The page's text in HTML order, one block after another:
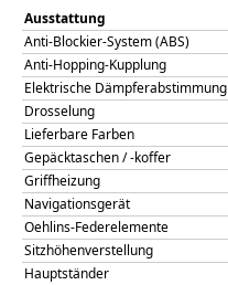
Ausstattung
Anti-Blockier-System (ABS)
Anti-Hopping-Kupplung
Elektrische Dämpferabstimmung
Drosselung
Lieferbare Farben
Gepäcktaschen / -koffer
Griffheizung
Navigationsgerät
Oehlins-Federelemente
Sitzhöhenverstellung
Hauptständer